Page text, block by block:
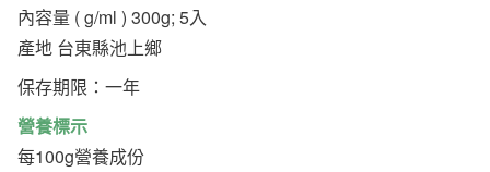
內容量 ( g/ml ) 300g; 5入
產地 台東縣池上鄉
保存期限：一年
營養標示
每100g營養成份